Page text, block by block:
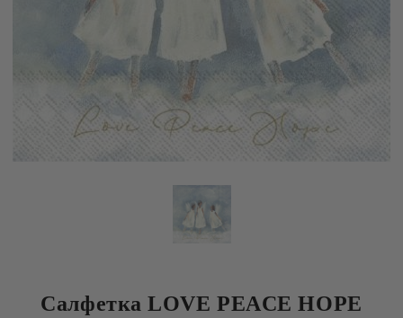
Салфетка LOVE PEACE HOPE